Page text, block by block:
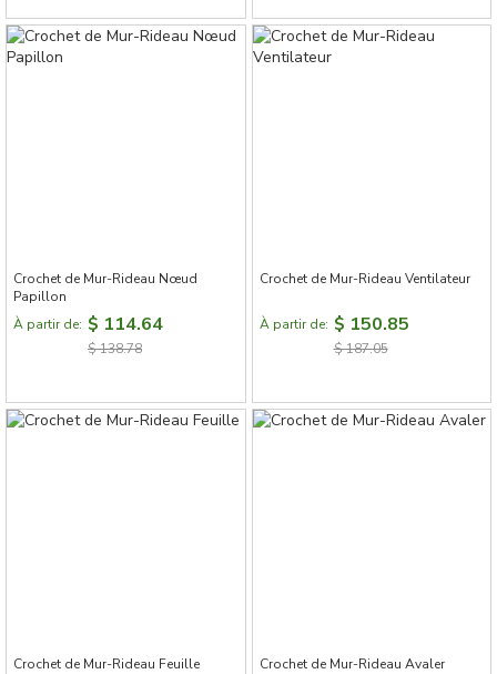
Crochet de Mur-Rideau Nœud
Papillon
À partir de: $ 114.64
$ 138.78
Crochet de Mur-Rideau Ventilateur
À partir de: $ 150.85
$ 187.05
Crochet de Mur-Rideau Feuille Crochet de Mur-Rideau Avaler